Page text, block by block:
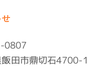
0807
田市鼎切石4700-1